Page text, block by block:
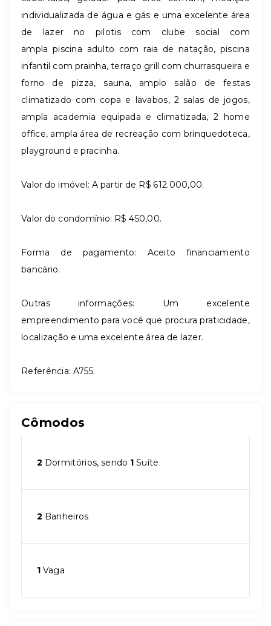
individualizada de água e gás e uma excelente área
de lazer no pilotis com clube social com
ampla piscina adulto com raia de natação, piscina
infantil com prainha, terraço grill com churrasqueira e
forno de pizza, sauna, amplo salão de festas
climatizado com copa e lavabos, 2 salas de jogos,
ampla academia equipada e climatizada, 2 home
office, ampla área de recreação com brinquedoteca,
playground e pracinha.
Valor do imóvel: A partir de R$ 612.000,00.
Valor do condomínio: R$ 450,00.
Forma de pagamento: Aceito financiamento
bancário.
Outras informações: Um excelente
empreendimento para você que procura praticidade,
localização e uma excelente área de lazer.
Referência: A755.
Cômodos
2 Dormitórios, sendo 1 Suíte
2 Banheiros
1 Vaga